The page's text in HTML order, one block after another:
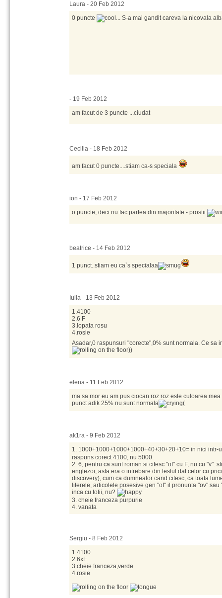
Laura - 20 Feb 2012
0 puncte
... S-a mai gandit careva la nicovala
- 19 Feb 2012
am facut de 3 puncte ...ciudat
Cecilia - 18 Feb 2012
am facut 0 puncte....stiam ca-s speciala
ion - 17 Feb 2012
o puncte, deci nu fac partea din majoritate - prostii
beatrice - 14 Feb 2012
1 punct..stiam eu ca`s specialaa
Iulia - 13 Feb 2012
1.4100
2.6 F
3.lopata rosu
4.rosie
Asadar,0 raspunsuri "corecte",0% sunt normala. Ce sa
))
elena - 11 Feb 2012
ma sa mor eu am pus ciocan roz roz este culoarea
punct adik 25% nu sunt normala
(
ak1ra - 9 Feb 2012
1. 1000+1000+1000+1000+40+30+20+10= in nici intr-
raspuns corect 4100, nu 5000.
2. 6, pentru ca sunt roman si citesc "of" cu F, nu cu "v".
englezoi, asta era o intrebare din testul dat celor cu
discovery), cum ca dumnealor cand citesc, ca toata
literele, articolele posesive gen "of" il pronunta "ov"
inca cu totii, nu?
3. cheie franceza purpurie
4. vanata
Sergiu - 8 Feb 2012
1.4100
2.6xF
3.cheie franceza,verde
4.rosie